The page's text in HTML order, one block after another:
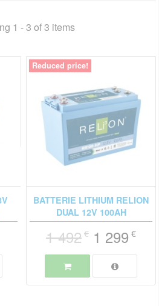
1 - 3 of 3 items
Reduced price!
BATTERIE LITHIUM RELION
DUAL 12V 100AH
1 492€ 1 299 €